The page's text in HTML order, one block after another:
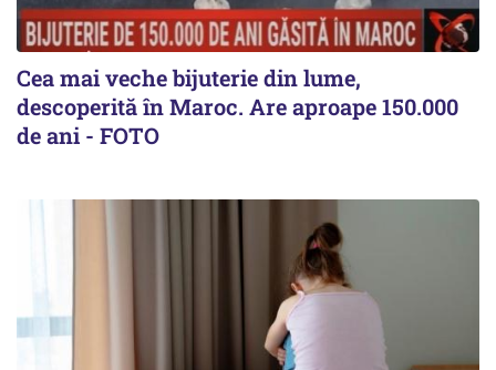
Cea mai veche bijuterie din lume,
descoperită în Maroc. Are aproape 150.000
de ani - FOTO